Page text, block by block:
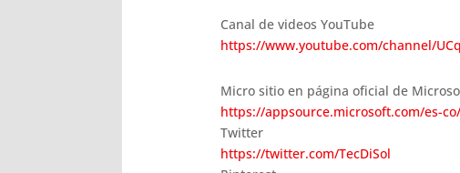
Canal de videos YouTube
https://www.youtube.com/channel/
Micro sitio en página oficial de
https://appsource.microsoft.com/es-
Twitter
https://twitter.com/TecDiSol